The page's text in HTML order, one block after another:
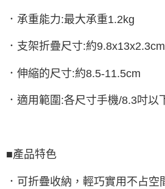
．承重能力:最大承重1.2kg
．支架折疊尺寸:約9.8x13x2.3cm
．伸縮的尺寸:約8.5-11.5cm
．適用範圍:各尺寸手機/8.3吋以
■產品特色
．可折疊收納，輕巧實用不占空